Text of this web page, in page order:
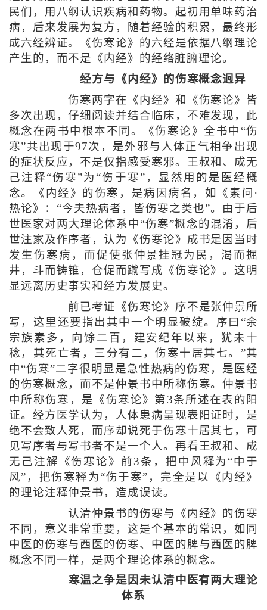
民们，用八纲认识疾病和药物。起初用单味药治
病，后来发展为复方，随着经验的积累，最终形
成六经辨证。《伤寒论》的六经是依据八纲理论
产生的，而不是《内经》的经络脏腑理论。
经方与《内经》的伤寒概念迥异
伤寒两字在《内经》和《伤寒论》皆
多次出现，仔细阅读并结合临床，不难发现，此
概念在两书中根本不同。《伤寒论》全书中“伤
寒”共出现于97次，是外邪与人体正气相争出现
的症状反应，不是仅指感受寒邪。王叔和、成无
己注释“伤寒”为“伤于寒”，显然用的是医经概
念。《内经》的伤寒，是病因病名，如《素问·
热论》：“今夫热病者，皆伤寒之类也”。由于后
世医家对两大理论体系中“伤寒”概念的混淆，后
世注家及作序者，认为《伤寒论》成书是因当时
发生伤寒病，而促使张仲景挂冠为民，渴而掘
井，斗而铸锥，仓促而蹴写成《伤寒论》。这明
显远离历史事实和经方发展史。
前已考证《伤寒论》序不是张仲景所
写，这里还要指出其中一个明显破绽。序曰“余
宗族素多，向馀二百，建安纪年以来，犹未十
稔，其死亡者，三分有二，伤寒十居其七。”其
中“伤寒”二字很明显是急性热病的伤寒，是医经
的伤寒概念，而不是仲景书中所称伤寒。仲景书
中所称伤寒，是《伤寒论》第3条所述在表的阳
证。经方医学认为，人体患病呈现表阳证时，是
绝不会致人死，而序却说死于伤寒十居其七，可
见写序者与写书者不是一个人。再看王叔和、成
无己注解《伤寒论》前3条，把中风释为“中于
风”，把伤寒释为“伤于寒”，完全是以《内经》
的理论注释仲景书，造成误读。
认清仲景书的伤寒与《内经》的伤寒
不同，意义非常重要，这是个基本的常识，如同
中医的伤寒与西医的伤寒、中医的脾与西医的脾
概念不同一样，是两个理论体系的概念。
寒温之争是因未认清中医有两大理论
体系